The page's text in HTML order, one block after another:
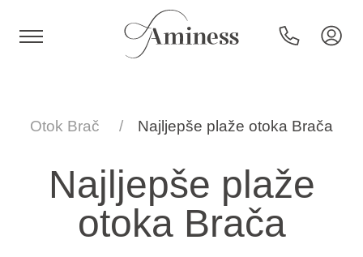
Hoteli i resorti
Kampovi
Otok Brač Najljepše plaže otoka Brača
Najljepše plaže
otoka Brača